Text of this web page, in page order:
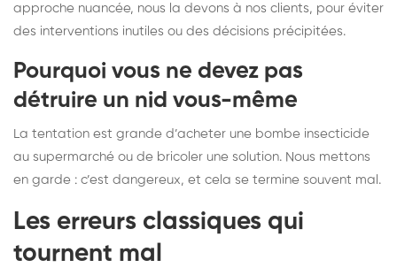
approche nuancée, nous la devons à nos clients, pour éviter
des interventions inutiles ou des décisions précipitées.
Pourquoi vous ne devez pas
détruire un nid vous-même
La tentation est grande d’acheter une bombe insecticide
au supermarché ou de bricoler une solution. Nous mettons
en garde : c’est dangereux, et cela se termine souvent mal.
Les erreurs classiques qui
tournent mal